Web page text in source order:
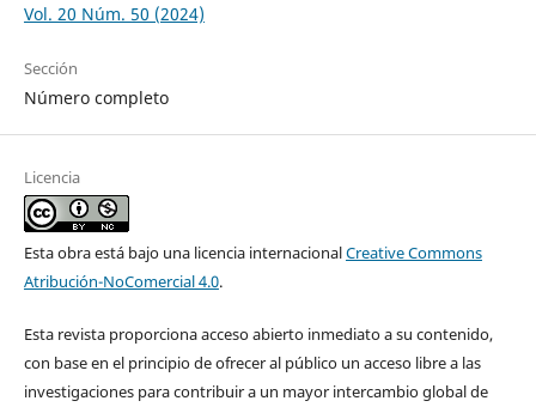
Vol. 20 Núm. 50 (2024)
Sección
Número completo
Licencia
Esta obra está bajo una licencia internacionalCreative Commons
Atribución-NoComercial 4.0.
Esta revista proporciona acceso abierto inmediato a su contenido,
con base en el principio de ofrecer al público un acceso libre a las
investigaciones para contribuir a un mayor intercambio global de